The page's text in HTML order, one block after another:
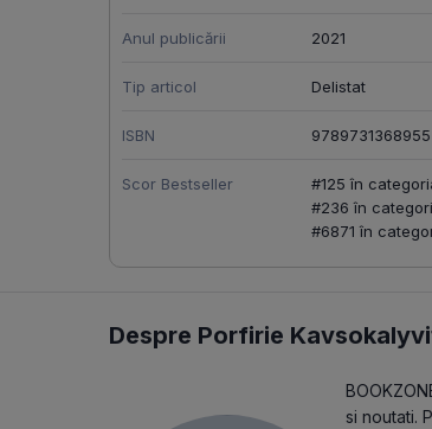
Anul publicării 2021
Tip articol Delistat
ISBN 9789731368955
Scor Bestseller #125 în
#236 în
#6871 în
Despre Porfirie
si noutati.